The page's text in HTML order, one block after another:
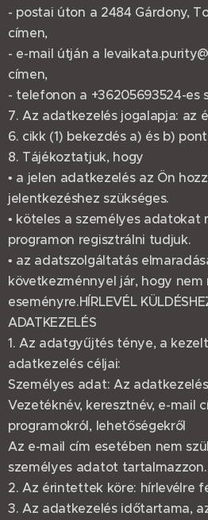
- postai úton a 2484 Gárdony,
címen,
- e-mail útján a
címen,
- telefonon a +36205693524-es
7. Az adatkezelés jogalapja: az
6. cikk (1) bekezdés a) és b)
8. Tájékoztatjuk, hogy
• a jelen adatkezelés az Ön
jelentkezéshez szükséges.
• köteles a személyes adatokat
programon regisztrálni tudjuk.
• az adatszolgáltatás
következménnyel jár, hogy nem
eseményre.HÍRLEVÉL
ADATKEZELÉS
1. Az adatgyűjtés ténye, a
adatkezelés céljai:
Személyes adat: Az
Vezetéknév, keresztnév, e-mail
programokról, lehetőségekről
Az e-mail cím esetében nem
személyes adatot tartalmazzon.
2. Az érintettek köre: hírlevélre
3. Az adatkezelés időtartama,